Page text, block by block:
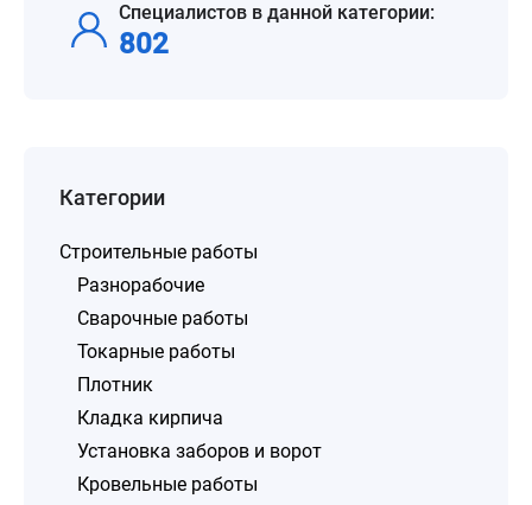
Специалистов в данной категории:
802
Категории
Строительные работы
Разнорабочие
Сварочные работы
Токарные работы
Плотник
Кладка кирпича
Установка заборов и ворот
Кровельные работы